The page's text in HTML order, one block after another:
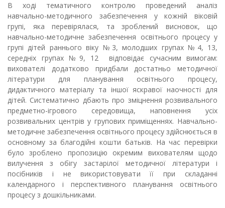
В ході тематичного контролю проведений аналіз
навчально-методичного забезпечення у кожній віковій
групі, яка перевірялася, та зроблений висновок, що
навчально-методичне забезпечення освітнього процесу у
групі дітей раннього віку №3, молодших групах №4, 13,
середніх групах №9, 12 відповідає сучасним вимогам:
вихователі додатково придбали достатньо методичної
літератури для планування освітнього процесу,
дидактичного матеріалу та іншої яскравої наочності для
дітей. Систематично дбають про зміцнення розвивального
предметно-ігрового середовища, наповнення усіх
розвивальних центрів у групових приміщеннях. Навчально-
методичне забезпечення освітнього процесу здійснюється в
основному за благодійні кошти батьків. На час перевірки
було зроблено пропозицію окремим вихователям щодо
вилучення з обігу застарілої методичної літератури і
посібників і не використовувати її при складанні
календарного і перспективного планування освітнього
процесу з дошкільниками.